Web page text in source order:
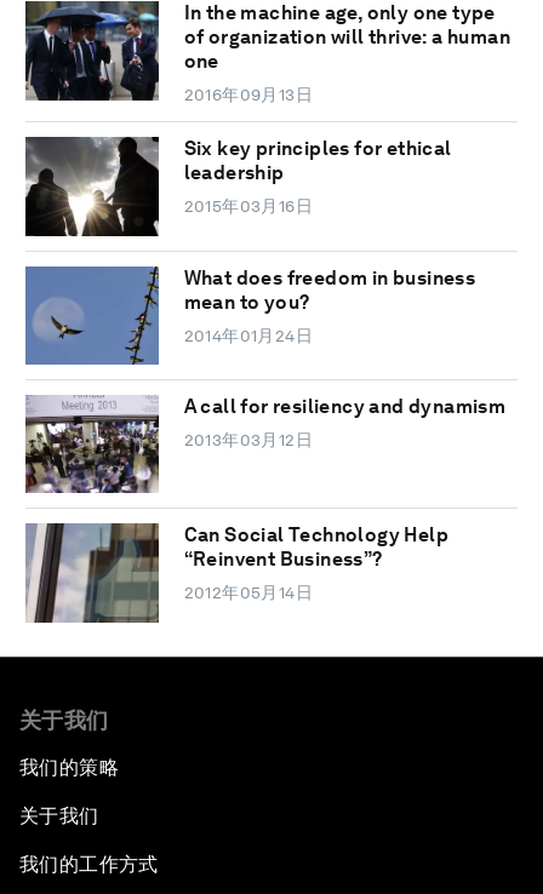
In the machine age, only one type
of organization will thrive: a human
one
2016年09月13日
Six key principles for ethical
leadership
2015年03月16日
What does freedom in business
mean to you?
2014年01月24日
A call for resiliency and dynamism
2013年03月12日
Can Social Technology Help
“Reinvent Business”?
2012年05月14日
关于我们
我们的策略
关于我们
我们的工作方式